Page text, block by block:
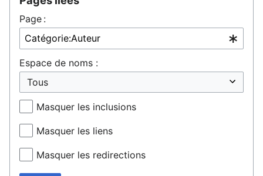
Page :
Espace de noms :
Masquer les inclusions
Masquer les liens
Masquer les redirections